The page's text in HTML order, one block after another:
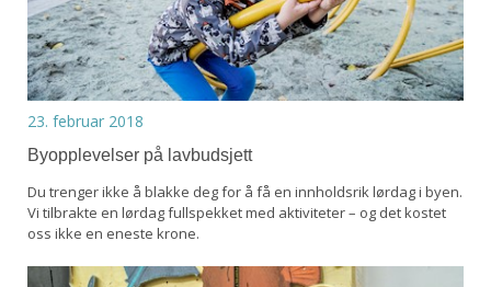
23. februar 2018
Byopplevelser på lavbudsjett
Du trenger ikke å blakke deg for å få en innholdsrik lørdag i byen.
Vi tilbrakte en lørdag fullspekket med aktiviteter – og det kostet
oss ikke en eneste krone.